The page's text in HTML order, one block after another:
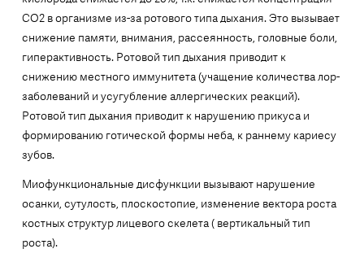
СО2 в организме из-за ротового типа дыхания. Это вызывает
снижение памяти, внимания, рассеянность, головные боли,
гиперактивность. Ротовой тип дыхания приводит к
снижению местного иммунитета (учащение количества лор-
заболеваний и усугубление аллергических реакций).
Ротовой тип дыхания приводит к нарушению прикуса и
формированию готической формы неба, к раннему кариесу
зубов.
Миофункциональные дисфункции вызывают нарушение
осанки, сутулость, плоскостопие, изменение вектора роста
костных структур лицевого скелета ( вертикальный тип
роста).